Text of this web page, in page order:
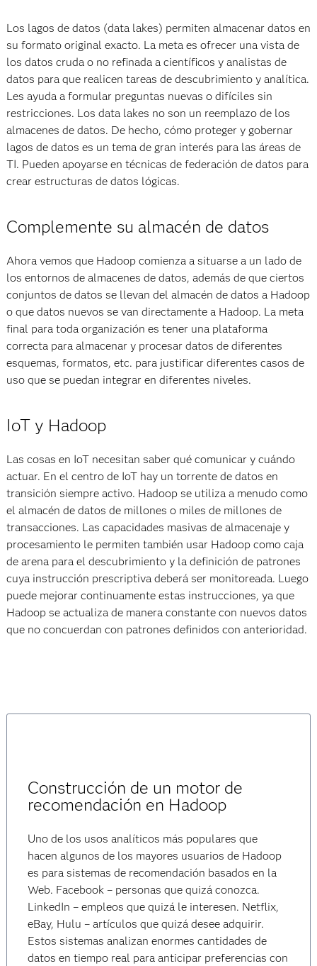
Los lagos de datos (data lakes) permiten almacenar datos en
su formato original exacto. La meta es ofrecer una vista de
los datos cruda o no refinada a científicos y analistas de
datos para que realicen tareas de descubrimiento y analítica.
Les ayuda a formular preguntas nuevas o difíciles sin
restricciones. Los data lakes no son un reemplazo de los
almacenes de datos. De hecho, cómo proteger y gobernar
lagos de datos es un tema de gran interés para las áreas de
TI. Pueden apoyarse en técnicas de federación de datos para
crear estructuras de datos lógicas.
Complemente su almacén de datos
Ahora vemos que Hadoop comienza a situarse a un lado de
los entornos de almacenes de datos, además de que ciertos
conjuntos de datos se llevan del almacén de datos a Hadoop
o que datos nuevos se van directamente a Hadoop. La meta
final para toda organización es tener una plataforma
correcta para almacenar y procesar datos de diferentes
esquemas, formatos, etc. para justificar diferentes casos de
uso que se puedan integrar en diferentes niveles.
IoT y Hadoop
Las cosas en IoT necesitan saber qué comunicar y cuándo
actuar. En el centro de IoT hay un torrente de datos en
transición siempre activo. Hadoop se utiliza a menudo como
el almacén de datos de millones o miles de millones de
transacciones. Las capacidades masivas de almacenaje y
procesamiento le permiten también usar Hadoop como caja
de arena para el descubrimiento y la definición de patrones
cuya instrucción prescriptiva deberá ser monitoreada. Luego
puede mejorar continuamente estas instrucciones, ya que
Hadoop se actualiza de manera constante con nuevos datos
que no concuerdan con patrones definidos con anterioridad.
Construcción de un motor de
recomendación en Hadoop
Uno de los usos analíticos más populares que
hacen algunos de los mayores usuarios de Hadoop
es para sistemas de recomendación basados en la
Web. Facebook – personas que quizá conozca.
LinkedIn – empleos que quizá le interesen. Netflix,
eBay, Hulu – artículos que quizá desee adquirir.
Estos sistemas analizan enormes cantidades de
datos en tiempo real para anticipar preferencias con